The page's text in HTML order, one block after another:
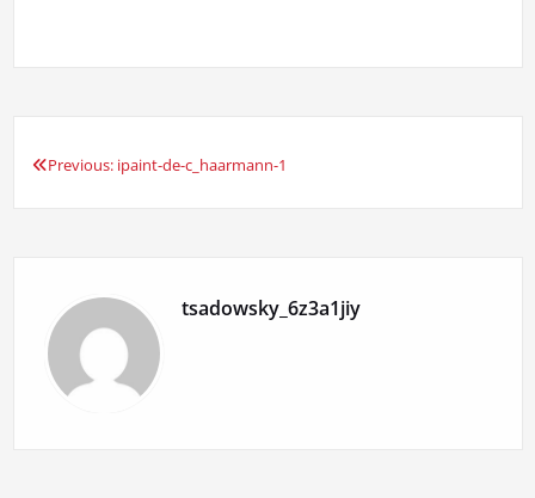
Beitragsnavigation
Previous: ipaint-de-c_haarmann-1
tsadowsky_6z3a1jiy